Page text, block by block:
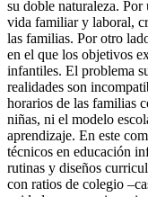
su doble naturaleza.
vida familiar y laboral,
las familias. Por otro
en el que los objetivos
infantiles. El problema
realidades son
horarios de las familias
niñas, ni el modelo
aprendizaje. En este
técnicos en educación
rutinas y diseños
con ratios de colegio